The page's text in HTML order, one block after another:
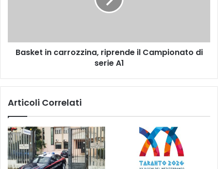
T
A
’
I
P
E
c
z
a
,
r
i
Basket in carrozzina, riprende il Campionato di
serie A1
Articoli Correlati